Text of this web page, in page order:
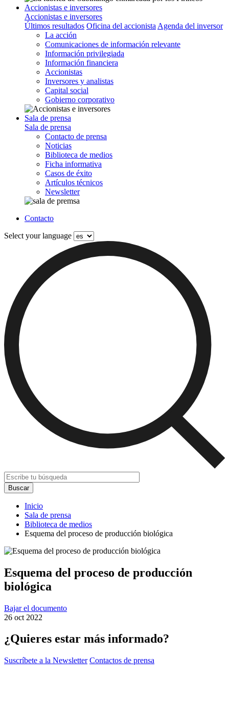
Accionistas e inversores
Accionistas e inversores
Últimos resultados Oficina del accionista Agenda del inversor
La acción
Comunicaciones de información relevante
Información privilegiada
Información financiera
Accionistas
Inversores y analistas
Capital social
Gobierno corporativo
Sala de prensa
Sala de prensa
Contacto de prensa
Noticias
Biblioteca de medios
Ficha informativa
Casos de éxito
Artículos técnicos
Newsletter
Contacto
Select your language
Inicio
Sala de prensa
Biblioteca de medios
Esquema del proceso de producción biológica
Esquema del proceso de producción
biológica
Bajar el documento
26 oct 2022
¿Quieres estar más informado?
Suscríbete a la Newsletter Contactos de prensa